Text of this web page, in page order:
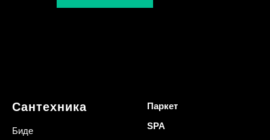
Сантехника
Биде
Паркет
SPA